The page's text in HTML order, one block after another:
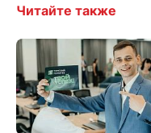
Читайте также